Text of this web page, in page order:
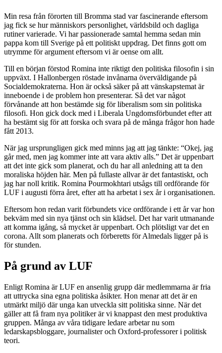
Min resa från förorten till Bromma stad var fascinerande eftersom
jag fick se hur människors personlighet, världsbild och dagliga
rutiner varierade. Vi har passionerade samtal hemma sedan min
pappa kom till Sverige på ett politiskt uppdrag. Det finns gott om
utrymme för argument eftersom vi är oense om allt.
Till en början förstod Romina inte riktigt den politiska filosofin i sin
uppväxt. I Hallonbergen röstade invånarna överväldigande på
Socialdemokraterna. Hon är också säker på att vänskapstemat är
inneboende i de problem hon presenterar. Så det var något
förvånande att hon bestämde sig för liberalism som sin politiska
filosofi. Hon gick dock med i Liberala Ungdomsförbundet efter att
ha bestämt sig för att forska och svara på de många frågor hon hade
fått 2013.
När jag ursprungligen gick med minns jag att jag tänkte: “Okej, jag
går med, men jag kommer inte att vara aktiv alls.” Det är uppenbart
att det inte gick som planerat, och du har all anledning att ta den
moraliska höjden här. Men på fullaste allvar är det fantastiskt, och
jag har noll kritik. Romina Pourmokhtari utsågs till ordförande för
LUF i augusti förra året, efter att ha arbetat i sex år i organisationen.
Eftersom hon redan varit förbundets vice ordförande i ett år var hon
bekväm med sin nya tjänst och sin klädsel. Det har varit utmanande
att komma igång, så mycket är uppenbart. Och plötsligt var det en
corona. Allt som planerats och förberetts för Almedals ligger på is
för stunden.
På grund av LUF
Enligt Romina är LUF en ansenlig grupp där medlemmarna är fria
att uttrycka sina egna politiska åsikter. Hon menar att det är en
utmärkt miljö där unga kan utveckla sitt politiska sinne. När det
gäller att få fram nya politiker är vi knappast den mest produktiva
gruppen. Många av våra tidigare ledare arbetar nu som
ledarskapsbloggare, journalister och Oxford-professorer i politisk
teori.